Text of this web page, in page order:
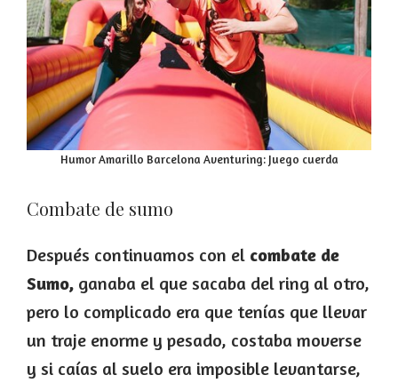
Humor Amarillo Barcelona Aventuring: Juego cuerda
Combate de sumo
Después continuamos con el combate de
Sumo, ganaba el que sacaba del ring al otro,
pero lo complicado era que tenías que llevar
un traje enorme y pesado, costaba moverse
y si caías al suelo era imposible levantarse,